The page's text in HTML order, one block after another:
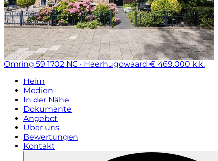
Omring 59 1702 NC · Heerhugowaard € 469.000 k.k.
Heim
Medien
In der Nähe
Dokumente
Angebot
Über uns
Bewertungen
Kontakt